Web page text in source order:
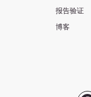
报告验证
博客